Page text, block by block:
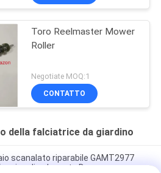
Toro Reelmaster Mower
Roller
Negotiate MOQ:1
CONTATTO
della falciatrice da giardino
scanalato riparabile GAMT2977
e da prato Deere